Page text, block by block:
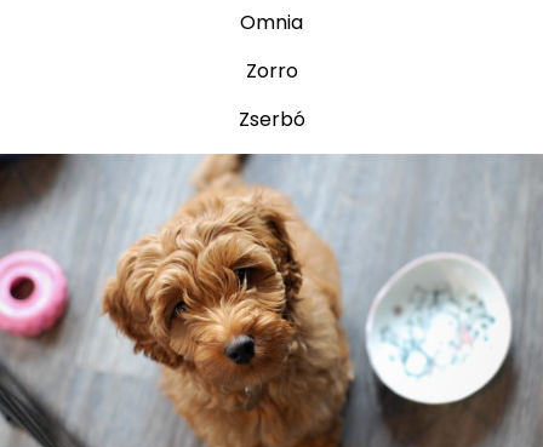
Omnia
Zorro
Zserbó